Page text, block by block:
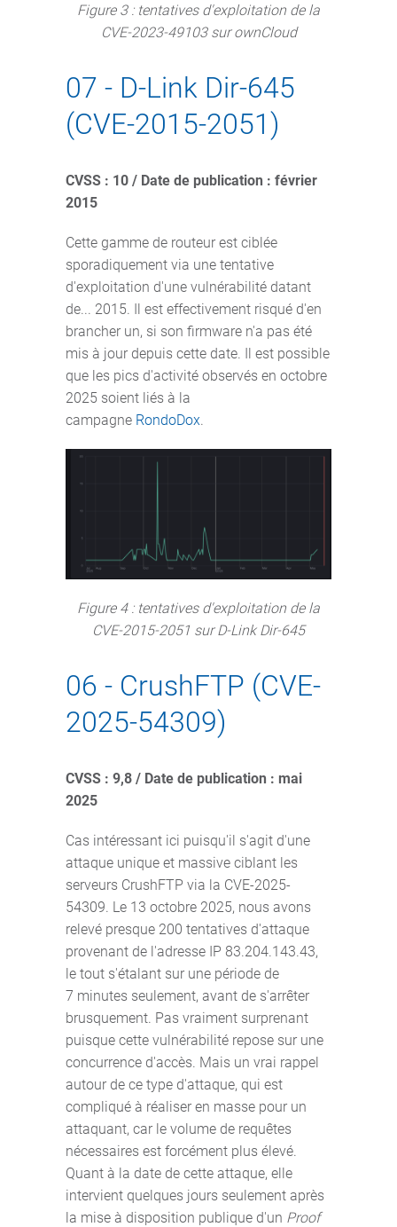
Figure 3 : tentatives d'exploitation de la
CVE-2023-49103 sur ownCloud
07 - D-Link Dir-645
(CVE-2015-2051)
CVSS : 10 / Date de publication : février
2015
Cette gamme de routeur est ciblée
sporadiquement via une tentative
d'exploitation d'une vulnérabilité datant
de... 2015. Il est effectivement risqué d'en
brancher un, si son firmware n'a pas été
mis à jour depuis cette date. Il est possible
que les pics d'activité observés en octobre
2025 soient liés à la
campagne RondoDox.
Figure 4 : tentatives d'exploitation de la
CVE-2015-2051 sur D-Link Dir-645
06 - CrushFTP (CVE-
2025-54309)
CVSS : 9,8 / Date de publication : mai
2025
Cas intéressant ici puisqu'il s'agit d'une
attaque unique et massive ciblant les
serveurs CrushFTP via la CVE-2025-
54309. Le 13 octobre 2025, nous avons
relevé presque 200 tentatives d'attaque
provenant de l'adresse IP 83.204.143.43,
le tout s'étalant sur une période de
7 minutes seulement, avant de s'arrêter
brusquement. Pas vraiment surprenant
puisque cette vulnérabilité repose sur une
concurrence d'accès. Mais un vrai rappel
autour de ce type d'attaque, qui est
compliqué à réaliser en masse pour un
attaquant, car le volume de requêtes
nécessaires est forcément plus élevé.
Quant à la date de cette attaque, elle
intervient quelques jours seulement après
la mise à disposition publique d'un Proof